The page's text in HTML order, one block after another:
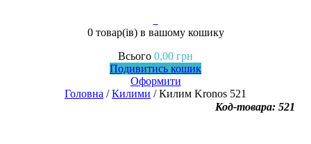
0 товар(ів)в вашому кошику
Всього 0,00 грн
Подивитись кошик
Оформити
Головна /Килими / Килим Kronos 521
Код-товара: 521